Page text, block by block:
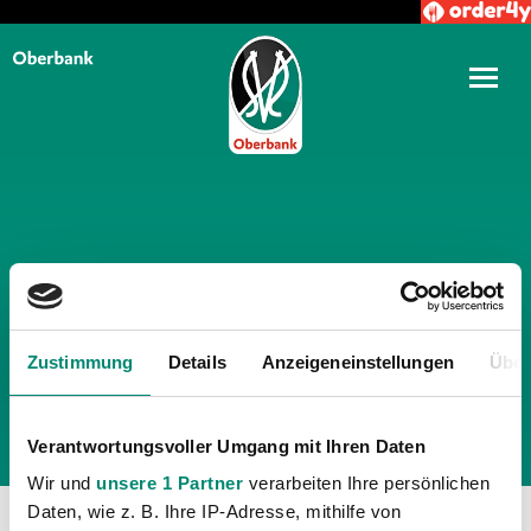
Zustimmung Details Anzeigeneinstellungen
Verantwortungsvoller Umgang mit Ihren Daten
Wir und unsere 1 Partner verarbeiten Ihre persönlichen
Daten, wie z. B. Ihre IP-Adresse, mithilfe von
TÄGLICHE ARCHIVE: 23.
FEBRUAR 2023